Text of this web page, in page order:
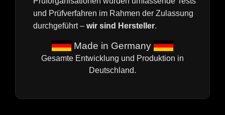
und Prüfverfahren im Rahmen der Zulassung
durchgeführt –wir sind Hersteller.
███ Made in Germany ███
Gesamte Entwicklung und Produktion in
Deutschland.